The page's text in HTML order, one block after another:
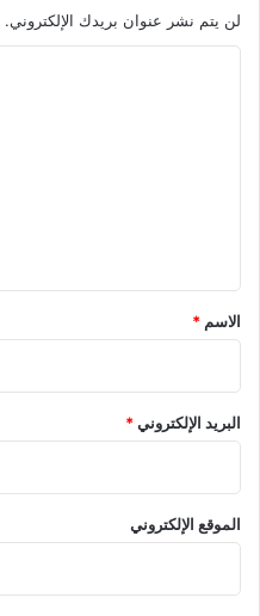
لن يتم نشر عنوان بريدك الإلكتروني.
*
الاسم *
البريد الإلكتروني*
الموقع الإلكتروني